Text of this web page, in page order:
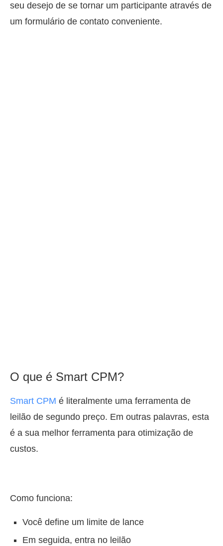
seu desejo de se tornar um participante através de
um formulário de contato conveniente.
O que é Smart CPM?
Smart CPM é literalmente uma ferramenta de
leilão de segundo preço. Em outras palavras, esta
é a sua melhor ferramenta para otimização de
custos.
Como funciona:
Você define um limite de lance
Em seguida, entra no leilão